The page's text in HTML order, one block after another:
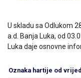
U skladu sa Odlukom
a.d. Banja Luka, od
Luka daje osnovne
Oznaka hartije od